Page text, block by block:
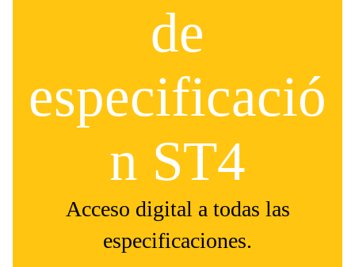
de
especificació
n ST4
Acceso digital a todas las
especificaciones.